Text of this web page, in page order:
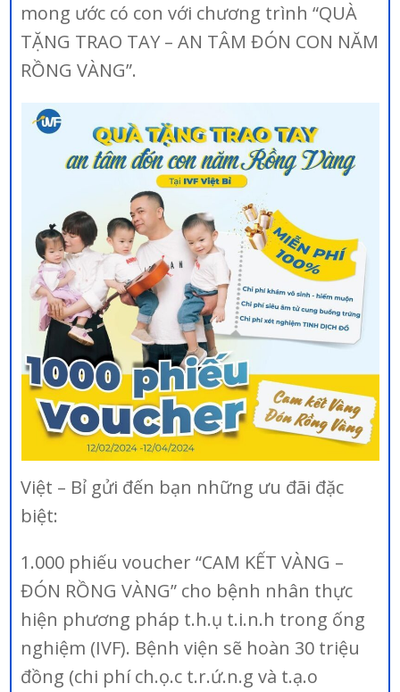
mong ước có con với chương trình “QUÀ
TẶNG TRAO TAY – AN TÂM ĐÓN CON NĂM
RỒNG VÀNG”.
Việt – Bỉ gửi đến bạn những ưu đãi đặc
biệt:
1.000 phiếu voucher “CAM KẾT VÀNG –
ĐÓN RỒNG VÀNG” cho bệnh nhân thực
hiện phương pháp t.h.ụ t.i.n.h trong ống
nghiệm (IVF). Bệnh viện sẽ hoàn 30 triệu
đồng (chi phí ch.ọ.c t.r.ứ.n.g và t.ạ.o